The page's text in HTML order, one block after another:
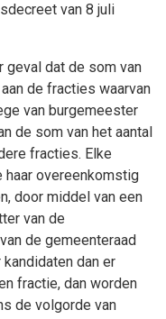
van 8 juli
geval dat de som van
de fracties waarvan
van burgemeester
de som van het aantal
fracties. Elke
overeenkomstig
door middel van een
van de
de gemeenteraad
dan er
fractie, dan worden
de volgorde van